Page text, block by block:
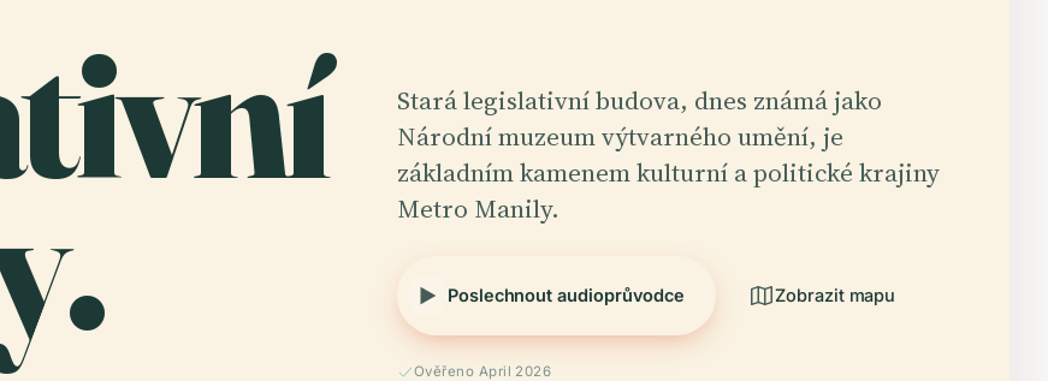
Stará legislativní budova, dnes známá jako
Národní muzeum výtvarného umění, je
základním kamenem kulturní a politické krajiny
Metro Manily.
Poslechnout audioprůvodce Zobrazit mapu
Ověřeno April 2026